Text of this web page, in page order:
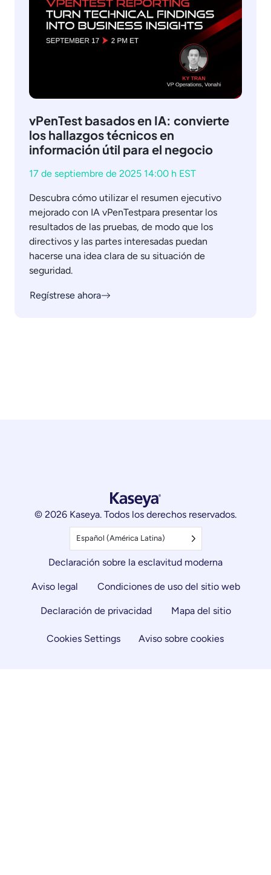
vPenTest basados en IA: convierte
los hallazgos técnicos en
información útil para el negocio
17 de septiembre de 2025 14:00 h EST
Descubra cómo utilizar el resumen ejecutivo
mejorado con IA vPenTestpara presentar los
resultados de las pruebas, de modo que los
directivos y las partes interesadas puedan
hacerse una idea clara de su situación de
seguridad.
Regístrese ahora
© 2026 Kaseya. Todos los derechos reservados.
Español (América Latina)
Declaración sobre la esclavitud moderna
Aviso legal Condiciones de uso del sitio web
Declaración de privacidad Mapa del sitio
Cookies Settings Aviso sobre cookies